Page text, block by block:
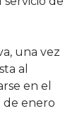
una vez
al
en el
de enero